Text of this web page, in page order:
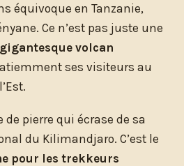
équivoque en Tanzanie,
Ce n’est pas juste une
gigantesque volcan
ses visiteurs au
pierre qui écrase de sa
du Kilimandjaro. C’est le
pour les trekkeurs